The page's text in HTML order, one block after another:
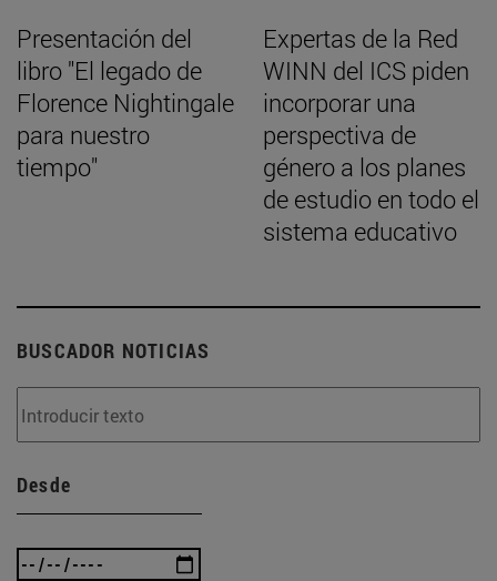
Presentación del
libro "El legado de
Florence Nightingale
para nuestro
tiempo"
Expertas de la Red
WINN del ICS piden
incorporar una
perspectiva de
género a los planes
de estudio en todo el
sistema educativo
BUSCADOR NOTICIAS
Desde